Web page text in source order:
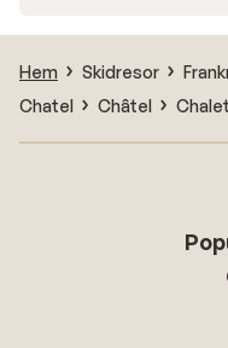
Hem Skidresor
Chatel
Châtel